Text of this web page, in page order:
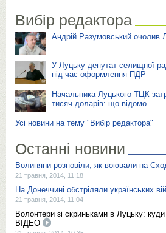
Вибір редактора
Андрій Разумовський очолив
У Луцьку депутат селищної
під час оформлення ПДР
Начальника Луцького ТЦК
тисяч доларів: що відомо
Усі новини на тему "Вибір редактора"
Останні новини
Волиняни розповіли, як воювали на
21 травня, 2014, 11:18
На Донеччині обстріляли українських
21 травня, 2014, 11:04
Волонтери зі скриньками в Луцьку:
ВІДЕО